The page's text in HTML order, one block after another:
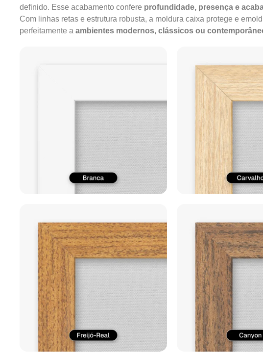
definido. Esse acabamento confere profundidade, presença e
Com linhas retas e estrutura robusta, a moldura caixa protege e
perfeitamente a ambientes modernos, clássicos ou